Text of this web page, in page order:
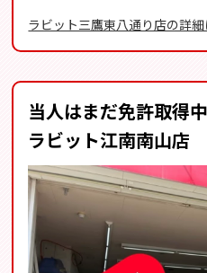
ラビット三鷹東八通り店の詳
当人はまだ免許取
ラビット江南南山店